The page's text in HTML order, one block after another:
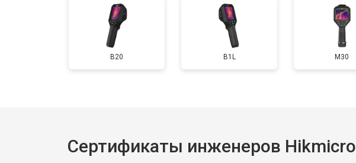
B20 B1L M30
Сертификаты инженеров Hikmicro